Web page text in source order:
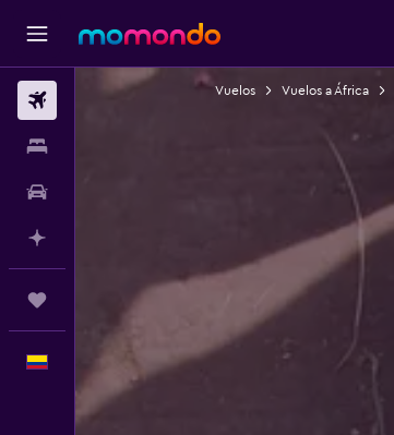
Vuelos Vuelos a África